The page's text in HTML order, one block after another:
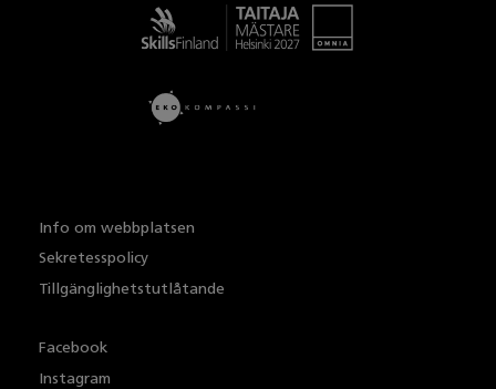
Info om webbplatsen
Sekretesspolicy
Tillgänglighetstutlåtande
Facebook
Instagram